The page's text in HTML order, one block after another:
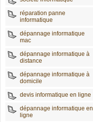
réparation panne
informatique
dépannage informatique
mac
dépannage informatique à
distance
dépannage informatique à
domicile
devis informatique en ligne
dépannage informatique en
ligne